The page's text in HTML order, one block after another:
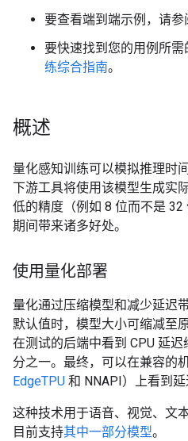
要查看端到端示例，请参
要快速找到您的用例所需
练综合指南。
概述
量化感知训练可以模拟推理时
下游工具将使用该模型生成实
低的精度（例如 8 位而不是
期间带来诸多好处。
使用量化部署
量化通过压缩模型和减少延迟
默认值时，模型大小可缩减至
在测试的后端中看到 CPU 延
分之一。最终，可以在兼容的
EdgeTPU 和 NNAPI）上看到延
这种技术用于语音、视觉、文
目前支持其中一部分模型。